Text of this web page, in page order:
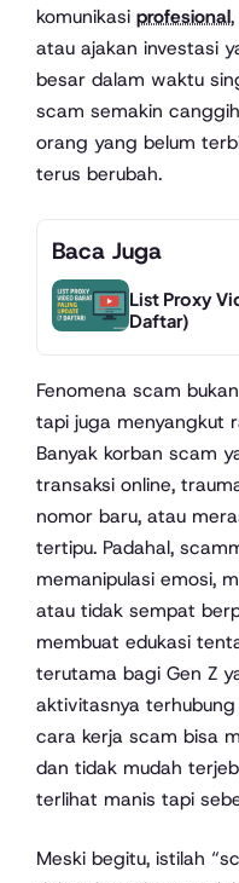
komunikasi profesional
atau ajakan investasi
besar dalam waktu
scam semakin
orang yang belum
terus berubah.
Baca Juga
List Proxy
Daftar)
Fenomena scam
tapi juga menyangkut
Banyak korban scam
transaksi online,
nomor baru, atau
tertipu. Padahal,
memanipulasi emosi,
atau tidak sempat
membuat edukasi
terutama bagi Gen Z
aktivitasnya
cara kerja scam bisa
dan tidak mudah
terlihat manis tapi
Meski begitu, istilah